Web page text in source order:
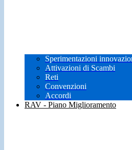
Sperimentazioni
Attivazioni di Scambi
Reti
Convenzioni
Accordi
RAV - Piano Miglioramento